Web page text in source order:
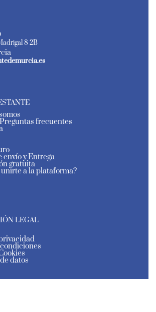
8 2B
frecuentes
envío y Entrega
gratuita
a la plataforma?
LEGAL
datos